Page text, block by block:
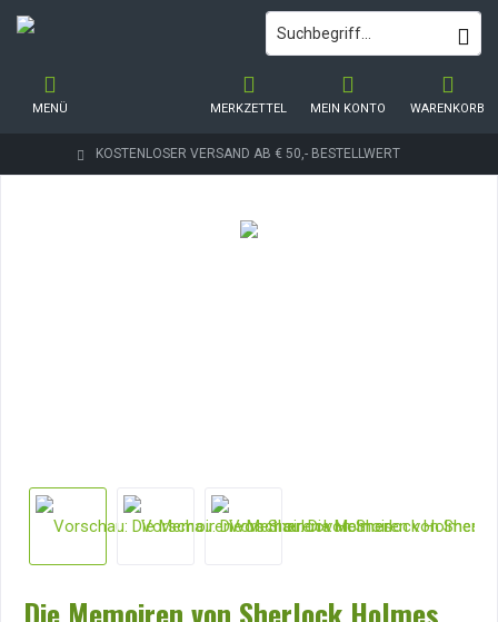
KOSTENLOSER VERSAND AB € 50,- BESTELLWERT
WARENKORB
MERKZETTEL MEIN KONTO
MENÜ